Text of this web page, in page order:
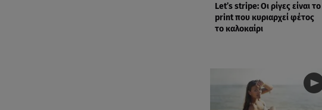
Let’s stripe: Οι ρίγες είναι το
print που κυριαρχεί φέτος
το καλοκαίρι